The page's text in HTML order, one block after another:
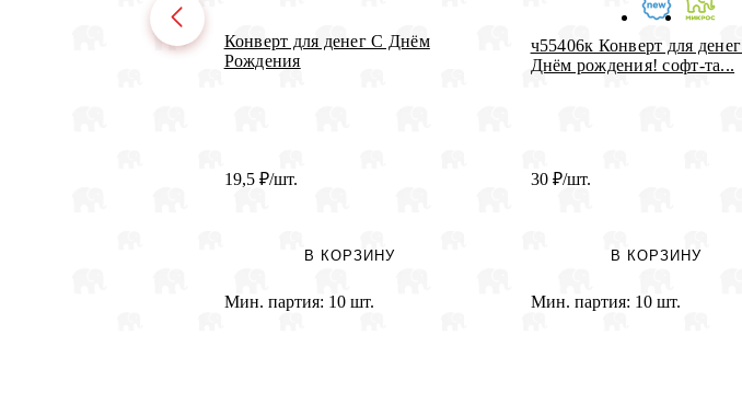
Конверт для денег С Днём
Рождения
19,5 ₽/шт.
В КОРЗИНУ
Мин. партия: 10 шт.
ч55406к Конверт для
Днём рождения! софт-та...
30 ₽/шт.
В КОРЗИНУ
Мин. партия: 10 шт.